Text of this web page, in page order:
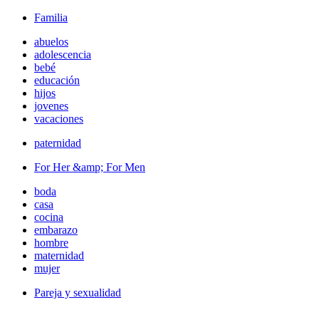
Familia
abuelos
adolescencia
bebé
educación
hijos
jovenes
vacaciones
paternidad
For Her &amp; For Men
boda
casa
cocina
embarazo
hombre
maternidad
mujer
Pareja y sexualidad